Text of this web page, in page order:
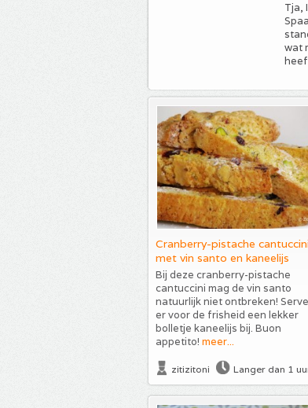
Tja,
wat
Cranberry-pistache cantuccini
met vin santo en kaneelijs
Bij deze cranberry-pistache
cantuccini mag de vin santo
natuurlijk niet ontbreken!
er voor de frisheid een lekker
bolletje kaneelijs bij. Buon
appetito! meer...
zitizitoni Langer dan 1